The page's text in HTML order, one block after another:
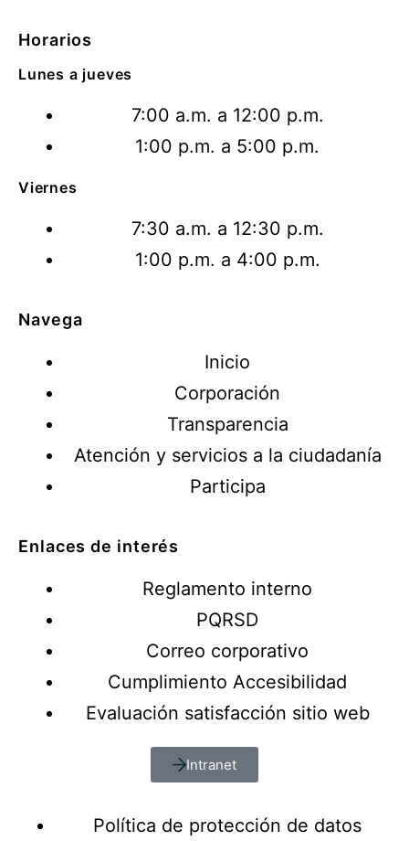
Horarios
Lunes a jueves
7:00 a.m. a 12:00 p.m.
1:00 p.m. a 5:00 p.m.
Viernes
7:30 a.m. a 12:30 p.m.
1:00 p.m. a 4:00 p.m.
Navega
Inicio
Corporación
Transparencia
Atención y servicios a la ciudadanía
Participa
Enlaces de interés
Reglamento interno
PQRSD
Correo corporativo
Cumplimiento Accesibilidad
Evaluación satisfacción sitio web
Intranet
Política de protección de datos